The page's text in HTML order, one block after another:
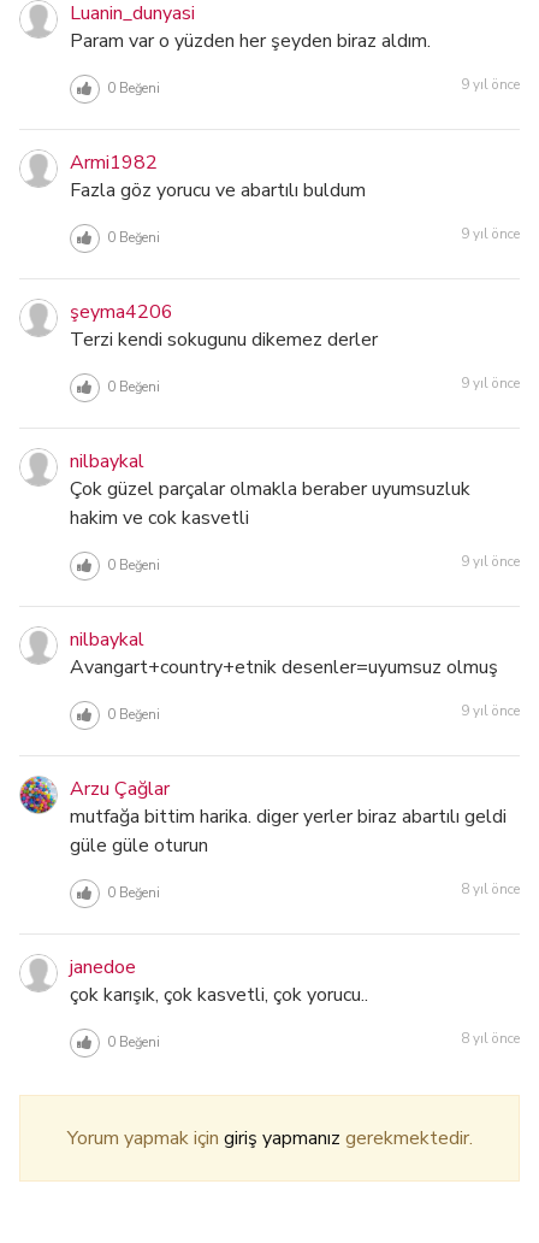
Luanin_dunyasi
Param var o yüzden her şeyden biraz aldım.
0Beğeni 9 yıl önce
Armi1982
Fazla göz yorucu ve abartılı buldum
0Beğeni 9 yıl önce
şeyma4206
Terzi kendi sokugunu dikemez derler
0Beğeni 9 yıl önce
nilbaykal
Çok güzel parçalar olmakla beraber uyumsuzluk
hakim ve cok kasvetli
0Beğeni 9 yıl önce
nilbaykal
Avangart+country+etnik desenler=uyumsuz olmuş
0Beğeni 9 yıl önce
Arzu Çağlar
mutfağa bittim harika. diger yerler biraz abartılı geldi
güle güle oturun
0Beğeni 8 yıl önce
janedoe
çok karışık, çok kasvetli, çok yorucu..
0Beğeni 8 yıl önce
Yorum yapmak için giriş yapmanız gerekmektedir.